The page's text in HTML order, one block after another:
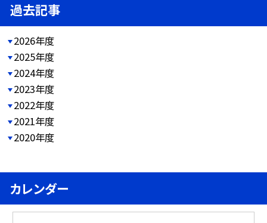
過去記事
2026年度
2025年度
2024年度
2023年度
2022年度
2021年度
2020年度
カレンダー